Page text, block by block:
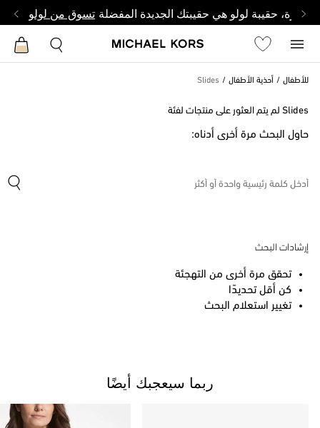
وصغيرة، حقيبة لولو هي حقيبتك الجديدة المفضلة تسوق من لولو
للأطفال أحذية الأطفال Slides
Slides لم يتم العثور على منتجات لفئة
حاول البحث مرة أخرى أدناه:
إرشادات البحث
تحقق مرة أخرى من التهجئة
كن أقل تحديدًا
تغيير استعلام البحث
ربما سيعجبك أيضًا